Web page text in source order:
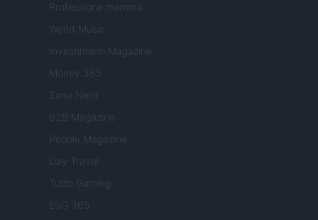
Professione mamma
World Music
Investimenti Magazine
Money 365
Zona Nerd
B2B Magazine
People Magazine
Day Travel
Tutto Gaming
ESG 365